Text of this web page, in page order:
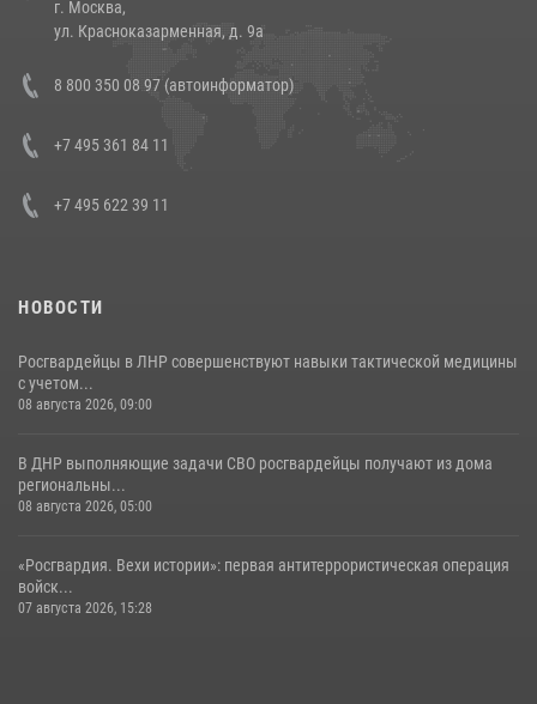
14 июля 2026, 12:20
Состоялась рабочая встреча директора Росгвардии Героя России
генерала армии Виктора Золотова с заместителем полномочного
представителя Президента Российской Федерации в Северо-
Кавказском федеральном округе Виталием Кузнецовым
г. Москва,
ул. Красноказарменная, д. 9а
8 800 350 08 97 (автоинформатор)
+7 495 361 84 11
+7 495 622 39 11
НОВОСТИ
Росгвардейцы в ЛНР совершенствуют навыки тактической медицины
с учетом...
08 августа 2026, 09:00
В ДНР выполняющие задачи СВО росгвардейцы получают из дома
региональны...
08 августа 2026, 05:00
«Росгвардия. Вехи истории»: первая антитеррористическая операция
войск...
07 августа 2026, 15:28